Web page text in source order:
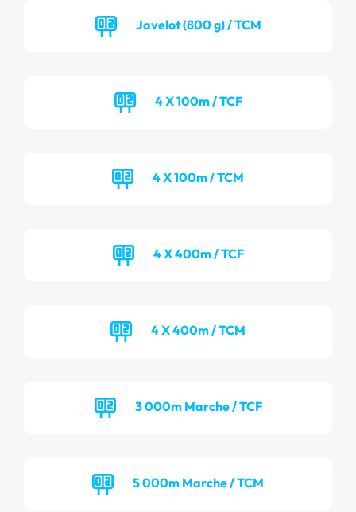
Javelot (800 g) / TCM
4 X 100m / TCF
4 X 100m / TCM
4 X 400m / TCF
4 X 400m / TCM
3 000m Marche / TCF
5 000m Marche / TCM